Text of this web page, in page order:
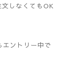
しなくてもOK
ントリー中で